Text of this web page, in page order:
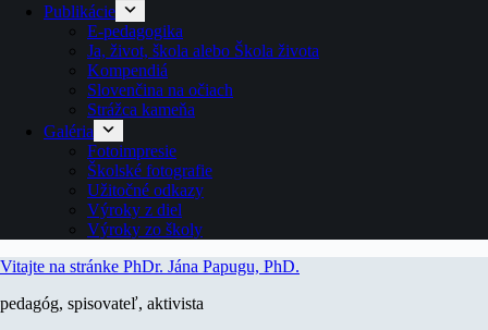
Publikácie
E-pedagogika
Ja, život, škola alebo Škola života
Kompendiá
Slovenčina na očiach
Strážca kameňa
Galéria
Fotoimpresie
Školské fotografie
Užitočné odkazy
Výroky z diel
Výroky zo školy
Vitajte na stránke PhDr. Jána Papugu, PhD.
pedagóg, spisovateľ, aktivista